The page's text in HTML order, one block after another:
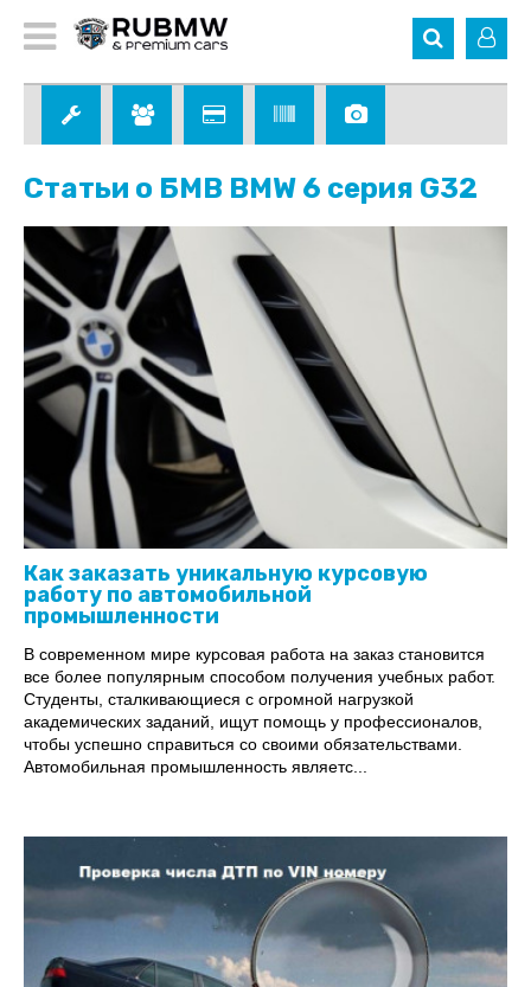
Статьи о БМВ BMW 6 серия G32
Как заказать уникальную курсовую
работу по автомобильной
промышленности
В современном мире курсовая работа на заказ становится
все более популярным способом получения учебных работ.
Студенты, сталкивающиеся с огромной нагрузкой
академических заданий, ищут помощь у профессионалов,
чтобы успешно справиться со своими обязательствами.
Автомобильная промышленность являетс...